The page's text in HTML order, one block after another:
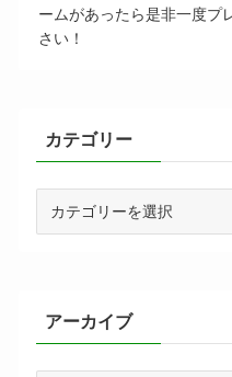
ームがあったら是非一度プ
さい！
カテゴリー
アーカイブ